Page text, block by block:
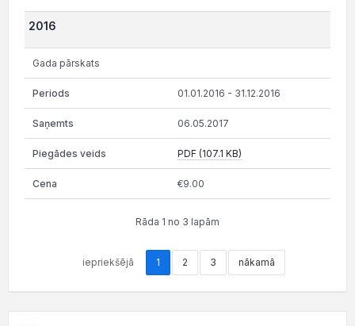
2016
Gada pārskats
01.01.2016 - 31.12.2016
06.05.2017
PDF (107.1 KB)
€9.00
Rāda 1 no 3 lapām
iepriekšējā 1 2 3 nākamā